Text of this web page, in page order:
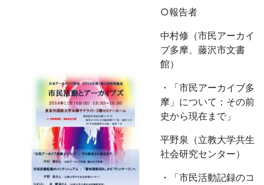
○報告者
中村修（市民アーカイ
ブ多摩、藤沢市文書
館）
・「市民アーカイブ多
摩」について：その前
史から現在まで」
平野泉（立教大学共生
社会研究センター）
・「市民活動記録のコ